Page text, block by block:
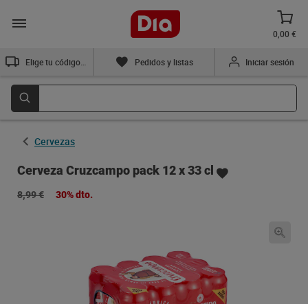
0,00 €
Pedidos y listas Iniciar sesión
Cervezas
Cerveza Cruzcampo pack 12 x 33 cl
8,99 € 30% dto.